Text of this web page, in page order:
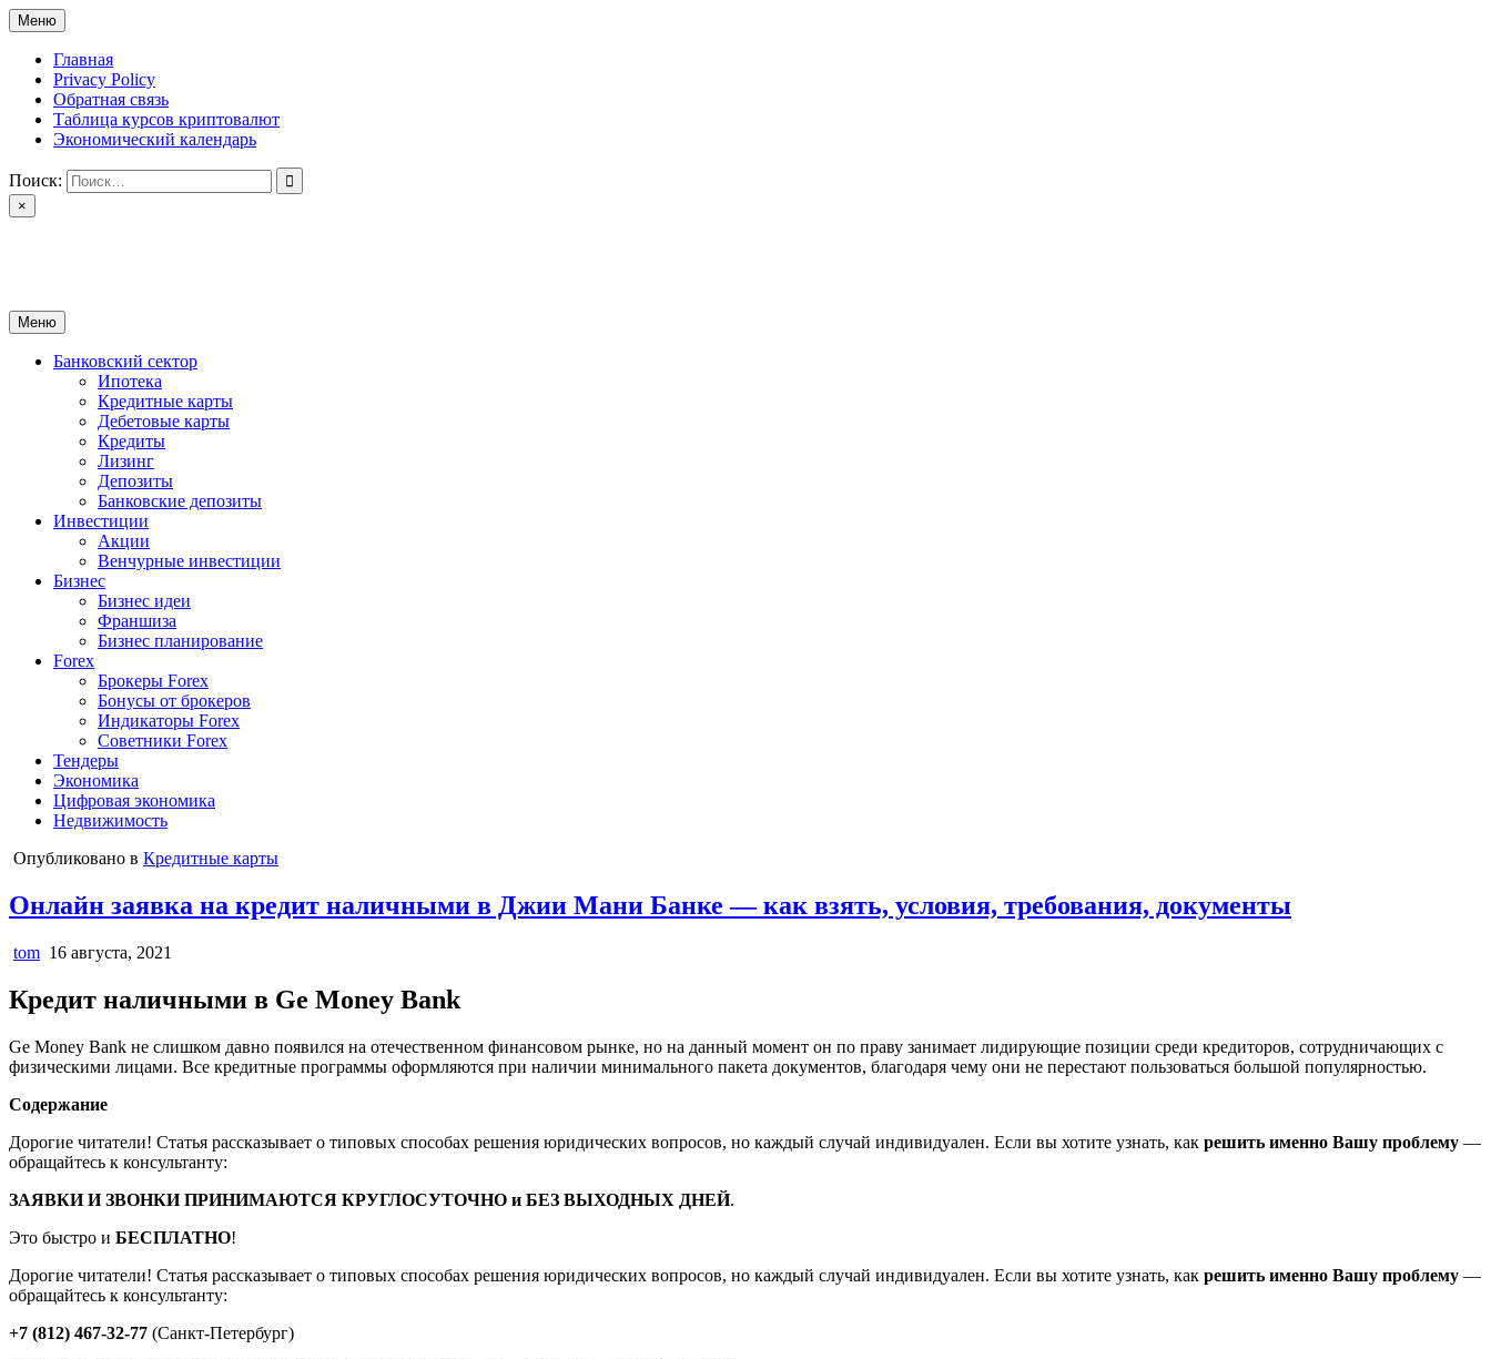
Перейти
к
содержимому
Меню
Главная
Privacy Policy
Обратная связь
Таблица курсов криптовалют
Экономический календарь
Поиск:
×
Меню
Банковский сектор
Ипотека
Кредитные карты
Дебетовые карты
Кредиты
Лизинг
Депозиты
Банковские депозиты
Инвестиции
Акции
Венчурные инвестиции
Бизнес
Бизнес идеи
Франшиза
Бизнес планирование
Forex
Брокеры Forex
Бонусы от брокеров
Индикаторы Forex
Советники Forex
Тендеры
Экономика
Цифровая экономика
Недвижимость
Опубликовано в Кредитные карты
Онлайн заявка на кредит наличными в Джии Мани Банке — как взять, условия, требования, документы
tom 16 августа, 2021
Кредит наличными в Ge Money Bank
Ge Money Bank не слишком давно появился на отечественном финансовом рынке, но на данный момент он по праву занимает лидирующие позиции среди кредиторов, сотрудничающих с
физическими лицами. Все кредитные программы оформляются при наличии минимального пакета документов, благодаря чему они не перестают пользоваться большой популярностью.
Содержание
Дорогие читатели! Статья рассказывает о типовых способах решения юридических вопросов, но каждый случай индивидуален. Если вы хотите узнать, как решить именно Вашу проблему —
обращайтесь к консультанту:
ЗАЯВКИ И ЗВОНКИ ПРИНИМАЮТСЯ КРУГЛОСУТОЧНО и БЕЗ ВЫХОДНЫХ ДНЕЙ.
Это быстро и БЕСПЛАТНО!
Дорогие читатели! Статья рассказывает о типовых способах решения юридических вопросов, но каждый случай индивидуален. Если вы хотите узнать, как решить именно Вашу проблему —
обращайтесь к консультанту:
+7 (812) 467-32-77 (Санкт-Петербург)